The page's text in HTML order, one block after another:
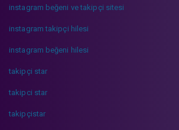
instagram beğeni ve takipçi sitesi
instagram takipçi hilesi
instagram beğeni hilesi
takipçi star
takipci star
takipçistar